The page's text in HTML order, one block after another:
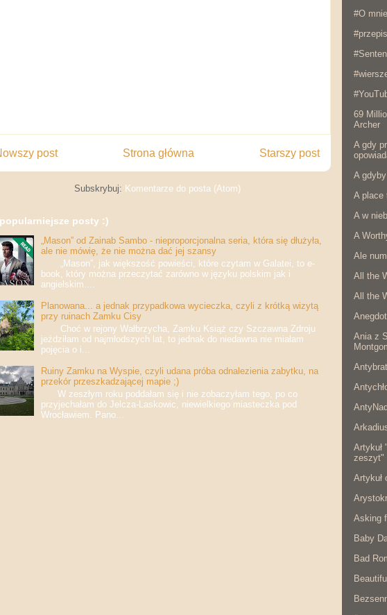
post Starszy post
Strona główna
Subskrybuj: Komentarze do posta (Atom)
posty :)
„Mason” od Zainab Sambo - nieproporcjonalna seria, która się dłużyła,
ale nie mówię, że nie można dać jej szansy
„Mason”, jak większość powieści, które czytam w Galatei, to e-
book, który można przeczytać zarówno w języku polskim jak i
angielskim....
Planowana... a jednak przypadkowa wycieczka, czyli z krótką wizytą
przy ruinach Zamku Cisy
Choć w rejony Wałbrzycha, Zamku Książ czy Szczawna Zdroju
jeździłam od najmłodszych lat, to jednak do niedawna nie miałam
pojęcia o i...
Ruiny Zamku na Wyspie, czyli udana próba odnalezienia zabytku, na
przekór przeszkadzającej mapie ;)
W zeszłym roku poddałam się i nie zobaczyłam tego, po co
przyjechałam do Jelcza-Laskowic, niewielkiego miasteczka pod
Wrocławiem. Pano...
#O mnie
69
Archer
A gdy
A
A place
A w
A
Ale
All the
All the
Ania z
Artykuł
zeszyt"
Artykuł
Asking
Baby
Bad